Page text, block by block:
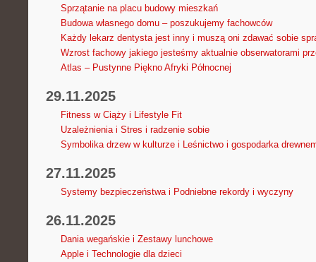
Sprzątanie na placu budowy mieszkań
Budowa własnego domu – poszukujemy fachowców
Każdy lekarz dentysta jest inny i muszą oni zdawać sobie
Wzrost fachowy jakiego jesteśmy aktualnie obserwatorami
Atlas – Pustynne Piękno Afryki Północnej
29.11.2025
Fitness w Ciąży i Lifestyle Fit
Uzależnienia i Stres i radzenie sobie
Symbolika drzew w kulturze i Leśnictwo i gospodarka
27.11.2025
Systemy bezpieczeństwa i Podniebne rekordy i wyczyny
26.11.2025
Dania wegańskie i Zestawy lunchowe
Apple i Technologie dla dzieci